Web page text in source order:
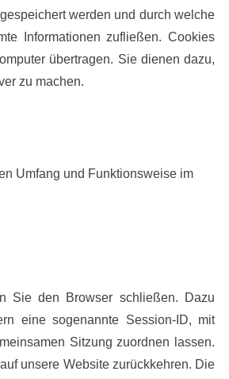
werden und durch welche
Informationen zufließen. Cookies
übertragen. Sie dienen dazu,
zu machen.
Umfang und Funktionsweise im
Sie den Browser schließen. Dazu
eine sogenannte Session-ID, mit
Sitzung zuordnen lassen.
unsere Website zurückkehren. Die